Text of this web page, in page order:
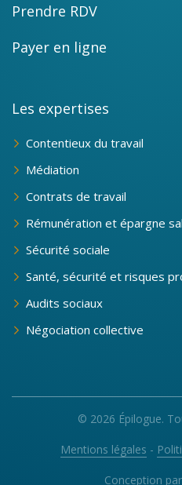
Prendre RDV
Payer en ligne
Les expertises
Contentieux du travail
Médiation
Contrats de travail
Rémunération et épargne
Sécurité sociale
Santé, sécurité et risques
Audits sociaux
Négociation collective
© 2026 Épilogue.
Mentions légales -
Conception par